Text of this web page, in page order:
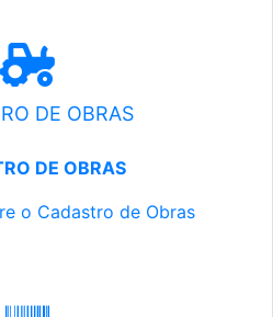
DE OBRAS
DE OBRAS
o Cadastro de Obras